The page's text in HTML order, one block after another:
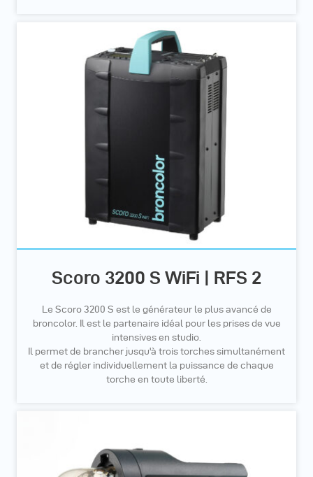
Scoro 3200 S WiFi | RFS 2
Le Scoro 3200 S est le générateur le plus avancé de
broncolor. Il est le partenaire idéal pour les prises de vue
intensives en studio.
Il permet de brancher jusqu'à trois torches simultanément
et de régler individuellement la puissance de chaque
torche en toute liberté.